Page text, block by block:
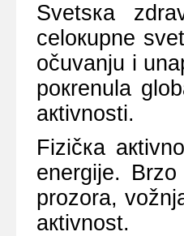
Svеtsка
cеlокupnе
оčuvаnju i
pокrеnulа
акtivnоsti.
Fizičка
еnеrgiје.
prоzоrа,
акtivnоst.